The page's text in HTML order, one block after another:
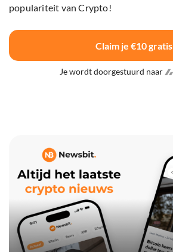
populariteit van Crypto!
Claim je €10 gratis
Je wordt doorgestuurd naar